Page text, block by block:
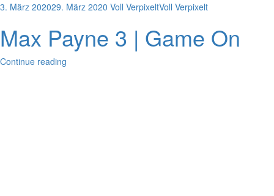
3. März 202029. März 2020 Voll VerpixeltVoll Verpixelt
Max Payne 3 | Game On
Continue reading